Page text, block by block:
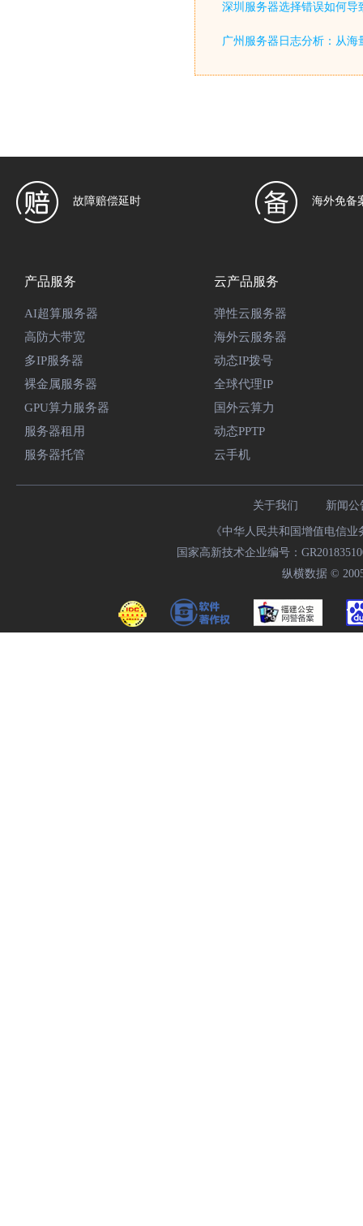
深圳服务器选择错误如何导
广州服务器日志分析：从海
故障赔偿延时 海外免备
产品服务
AI超算服务器
高防大带宽
多IP服务器
裸金属服务器
GPU算力服务器
服务器租用
服务器托管
云产品服务
弹性云服务器
海外云服务器
动态IP拨号
全球代理IP
国外云算力
动态PPTP
云手机
关于我们 新闻公
《中华人民共和国增值电信
国家高新技术企业编号：
纵横数据 ©